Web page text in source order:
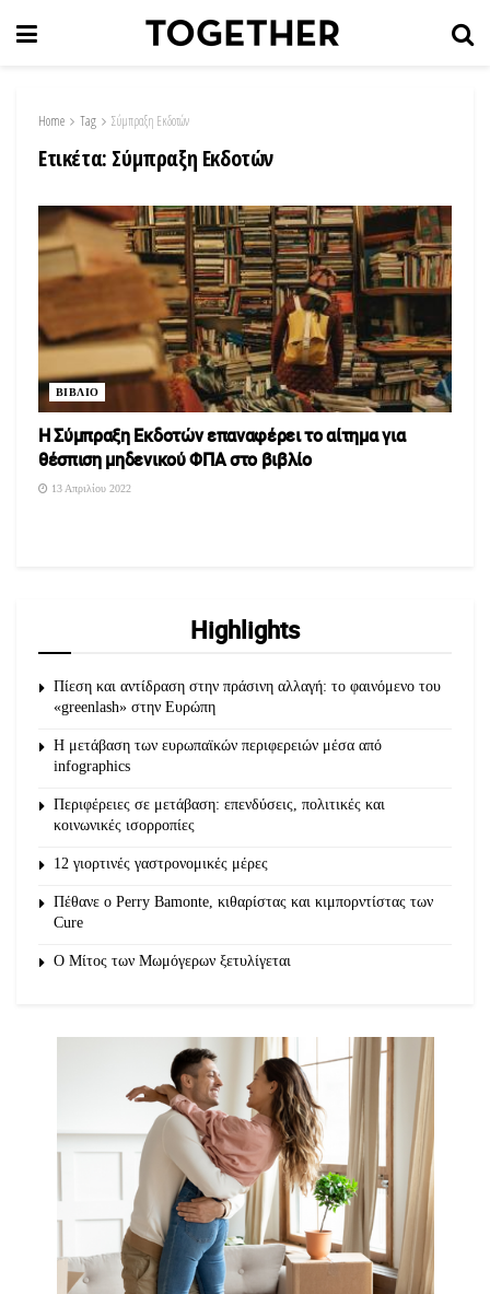
Home Tag Σύμπραξη Εκδοτών
Ετικέτα: Σύμπραξη Εκδοτών
ΒΙΒΛΙΟ
Η Σύμπραξη Εκδοτών επαναφέρει το αίτημα για
θέσπιση μηδενικού ΦΠΑ στο βιβλίο
13 Απριλίου 2022
Highlights
Πίεση και αντίδραση στην πράσινη αλλαγή: το φαινόμενο του
«greenlash» στην Ευρώπη
Η μετάβαση των ευρωπαϊκών περιφερειών μέσα από
infographics
Περιφέρειες σε μετάβαση: επενδύσεις, πολιτικές και
κοινωνικές ισορροπίες
12 γιορτινές γαστρονομικές μέρες
Πέθανε ο Perry Bamonte, κιθαρίστας και κιμπορντίστας των
Cure
O Μίτος των Μωμόγερων ξετυλίγεται